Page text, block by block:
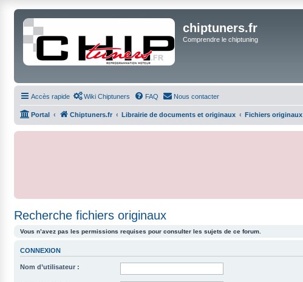
chiptuners.fr
Comprendre le chiptuning
Accès rapide Wiki Chiptuners FAQ Nous contacter
Portal Chiptuners.fr Librairie de documents et originaux Fichiers originaux
Recherche fichiers originaux
Vous n’avez pas les permissions requises pour consulter les sujets de ce forum.
CONNEXION
Nom d’utilisateur :